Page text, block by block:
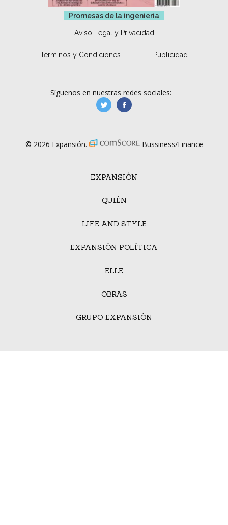
Promesas de la ingeniería
Aviso Legal y Privacidad
Términos y Condiciones Publicidad
EXPANSIÓN
QUIÉN
LIFE AND STYLE
EXPANSIÓN POLÍTICA
ELLE
OBRAS
GRUPO EXPANSIÓN
Síguenos en nuestras redes sociales:
manufacturaGE
© 2026 Expansión. Bussiness/Finance